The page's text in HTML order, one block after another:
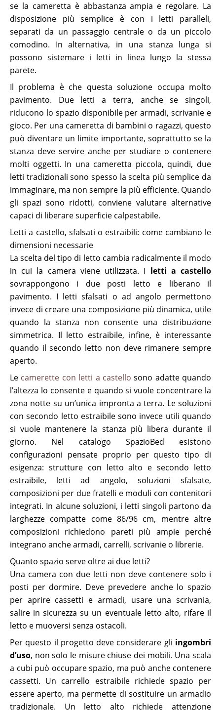
se la cameretta è abbastanza ampia e regolare. La
disposizione più semplice è con i letti paralleli,
separati da un passaggio centrale o da un piccolo
comodino. In alternativa, in una stanza lunga si
possono sistemare i letti in linea lungo la stessa
parete.
Il problema è che questa soluzione occupa molto
pavimento. Due letti a terra, anche se singoli,
riducono lo spazio disponibile per armadi, scrivanie e
gioco. Per una cameretta di bambini o ragazzi, questo
può diventare un limite importante, soprattutto se la
stanza deve servire anche per studiare o contenere
molti oggetti. In una cameretta piccola, quindi, due
letti tradizionali sono spesso la scelta più semplice da
immaginare, ma non sempre la più efficiente. Quando
gli spazi sono ridotti, conviene valutare alternative
capaci di liberare superficie calpestabile.
Letti a castello, sfalsati o estraibili: come cambiano le
dimensioni necessarie
La scelta del tipo di letto cambia radicalmente il modo
in cui la camera viene utilizzata. I letti a castello
sovrappongono i due posti letto e liberano il
pavimento. I letti sfalsati o ad angolo permettono
invece di creare una composizione più dinamica, utile
quando la stanza non consente una distribuzione
simmetrica. Il letto estraibile, infine, è interessante
quando il secondo letto non deve rimanere sempre
aperto.
Le camerette con letti a castello sono adatte quando
l’altezza lo consente e quando si vuole concentrare la
zona notte su un’unica impronta a terra. Le soluzioni
con secondo letto estraibile sono invece utili quando
si vuole mantenere la stanza più libera durante il
giorno. Nel catalogo SpazioBed esistono
configurazioni pensate proprio per questo tipo di
esigenza: strutture con letto alto e secondo letto
estraibile, letti ad angolo, soluzioni sfalsate,
composizioni per due fratelli e moduli con contenitori
integrati. In alcune soluzioni, i letti singoli partono da
larghezze compatte come 86/96 cm, mentre altre
composizioni richiedono pareti più ampie perché
integrano anche armadi, carrelli, scrivanie o librerie.
Quanto spazio serve oltre ai due letti?
Una camera con due letti non deve contenere solo i
posti per dormire. Deve prevedere anche lo spazio
per aprire cassetti e armadi, usare una scrivania,
salire in sicurezza su un eventuale letto alto, rifare il
letto e muoversi senza ostacoli.
Per questo il progetto deve considerare gli ingombri
d’uso, non solo le misure chiuse dei mobili. Una scala
a cubi può occupare spazio, ma può anche contenere
cassetti. Un carrello estraibile richiede spazio per
essere aperto, ma permette di sostituire un armadio
tradizionale. Un letto alto richiede attenzione